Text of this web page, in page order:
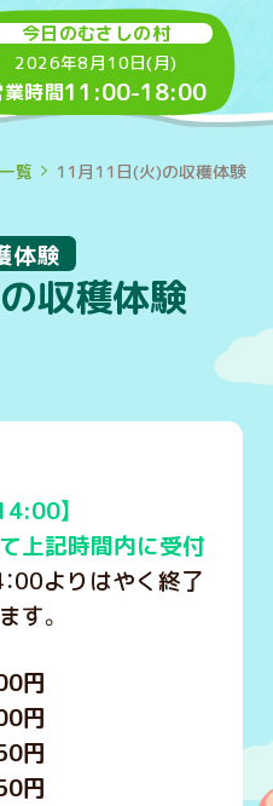
今日のむさしの村
2026年8月10日(月)
業時間11:00-18:00
覧 11月11日(火)の収穫体験
収穫体験
体験
】
上記時間内に受付
00よりはやく終了
す。
円
円
円
円